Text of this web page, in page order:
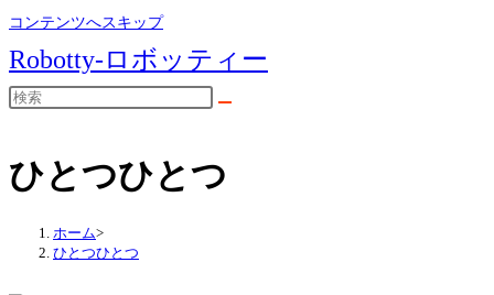
コンテンツへスキップ
Robotty-ロボッティー
ひとつひとつ
ホーム>
ひとつひとつ